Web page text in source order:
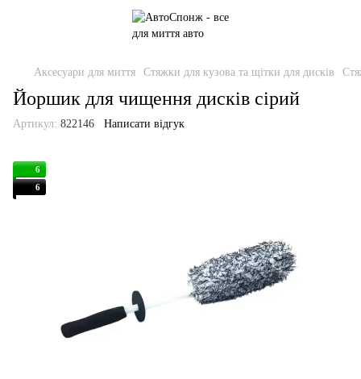
Аксесуари для миття Стяжки для кузова та щітки для дисків
Йоршик для чищення дисків сірий
Артикул: 822146 Написати відгук
6
6